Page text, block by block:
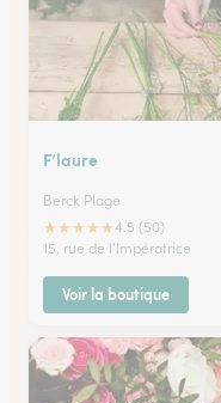
F’laure
Berck Plage
★★★★★4.5 (50)
15, rue de l'Impératrice
Voir la boutique